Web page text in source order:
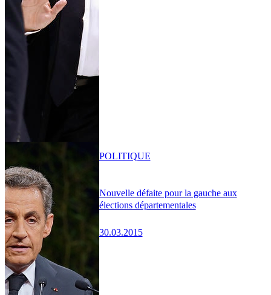
Nouvelle défaite pour la gauche aux
élections départementales
30.03.2015
POLITIQUE